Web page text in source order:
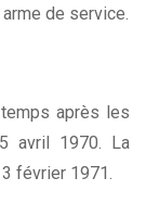
de service.
après les
avril 1970. La
février 1971.